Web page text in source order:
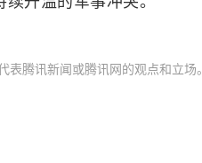
腾讯新闻或腾讯网的观点和立场。